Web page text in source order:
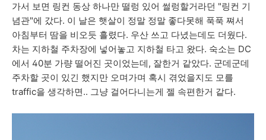
가서 보면 링컨 동상 하나만 떨렁 있어 썰렁할거라던 "링컨 기
념관"에 갔다. 이 날은 햇살이 정말 정말 좋다못해 푹푹 쪄서
아침부터 땀을 비오듯 흘렸다. 우산 쓰고 다녔는데도 더웠다.
차는 지하철 주차장에 넣어놓고 지하철 타고 왔다. 숙소는 DC
에서 40분 가량 떨어진 곳이었는데, 잘한거 같았다. 군데군데
주차할 곳이 있긴 했지만 오며가며 혹시 겪었을지도 모를
traffic을 생각하면.. 그냥 걸어다니는게 젤 속편한거 같다.